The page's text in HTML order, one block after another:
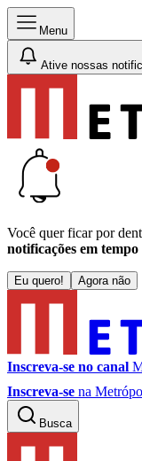
Menu
Ative nossas
Você quer ficar por
notificações em tempo
Eu quero! Agora não
Inscreva-se no canal
Inscreva-se na
Busca